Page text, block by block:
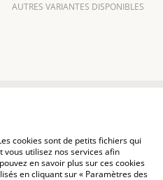
AUTRES VARIANTES DISPONIBLES
Politique de cookies
cookies sont de petits fichiers qui
utilisez nos services afin
en savoir plus sur ces cookies
en cliquant sur « Paramètres des